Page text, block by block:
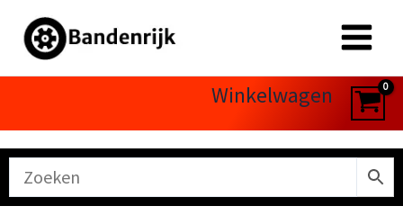
naar
Winkelwagen